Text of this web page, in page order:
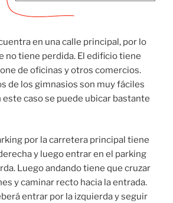
en una calle principal, por lo
no tiene perdida. El edificio tiene
de oficinas y otros comercios.
de los gimnasios son muy fáciles
este caso se puede ubicar bastante
por la carretera principal tiene
y luego entrar en el parking
Luego andando tiene que cruzar
y caminar recto hacia la entrada.
entrar por la izquierda y seguir